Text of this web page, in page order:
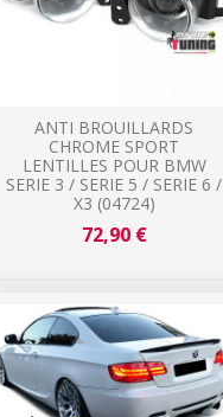
ANTI BROUILLARDS
CHROME SPORT
LENTILLES POUR BMW
SERIE 3 / SERIE 5 / SERIE 6 /
X3 (04724)
72,90 €